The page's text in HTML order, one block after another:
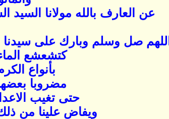
عن العارف بالله مولانا السيد
صل وسلم وبارك على
كتشعشع
بأنواع
مضروبا
حتى تغيب
ويفاض علينا من